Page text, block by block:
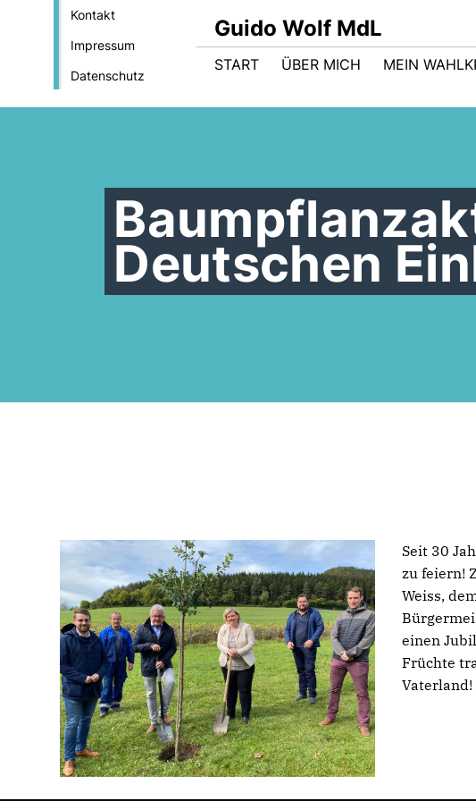
Kontakt
Impressum
Datenschutz
Guido Wolf MdL
START ÜBER MICH MEIN
Deutschen
Seit 30
zu feiern!
Weiss,
einen
Früchte
Vaterland!